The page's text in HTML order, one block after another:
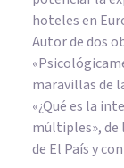
hoteles en
Autor de dos
maravillas de
«¿Qué es la
múltiples», de
de El País y